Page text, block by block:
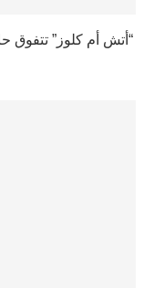
“أتش أم كلوز” تتفوق